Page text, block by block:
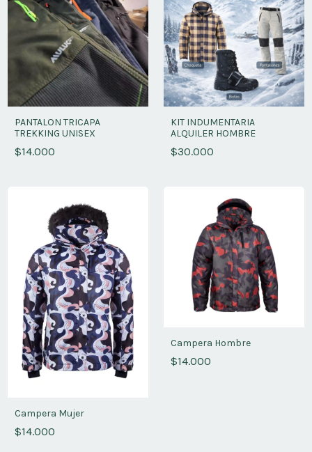
PANTALON TRICAPA
TREKKING UNISEX
$14.000
KIT INDUMENTARIA
ALQUILER HOMBRE
$30.000
Campera Mujer
$14.000
Campera Hombre
$14.000